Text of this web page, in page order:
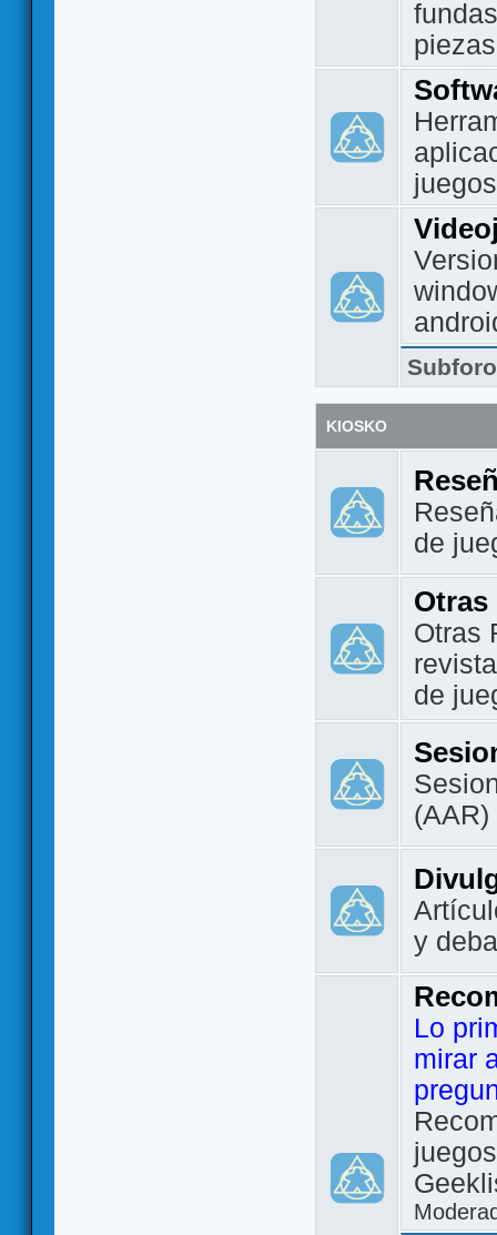
KIOSKO
de
Otras
Otras
de
(AAR)
y
Lo
mirar